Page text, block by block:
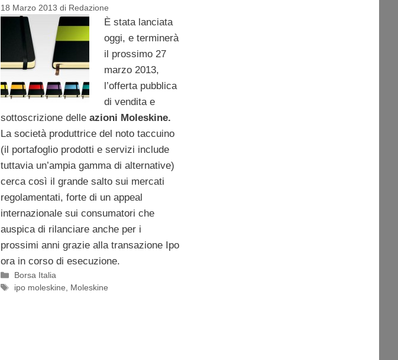
18 Marzo 2013 di Redazione
È stata lanciata
oggi, e terminerà
il prossimo 27
marzo 2013,
l’offerta pubblica
di vendita e
sottoscrizione delle azioni Moleskine.
La società produttrice del noto taccuino
(il portafoglio prodotti e servizi include
tuttavia un’ampia gamma di alternative)
cerca così il grande salto sui mercati
regolamentati, forte di un appeal
internazionale sui consumatori che
auspica di rilanciare anche per i
prossimi anni grazie alla transazione Ipo
ora in corso di esecuzione.
Categorie
Borsa Italia
Tag
ipo moleskine, Moleskine